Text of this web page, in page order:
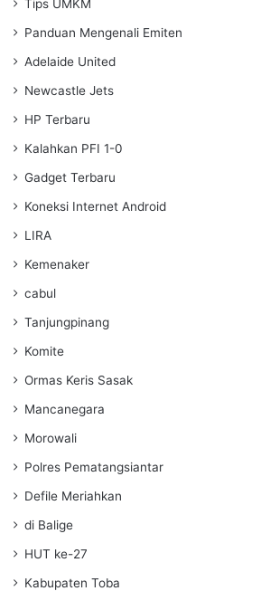
Tips UMKM
Panduan Mengenali Emiten
Adelaide United
Newcastle Jets
HP Terbaru
Kalahkan PFI 1-0
Gadget Terbaru
Koneksi Internet Android
LIRA
Kemenaker
cabul
Tanjungpinang
Komite
Ormas Keris Sasak
Mancanegara
Morowali
Polres Pematangsiantar
Defile Meriahkan
di Balige
HUT ke-27
Kabupaten Toba